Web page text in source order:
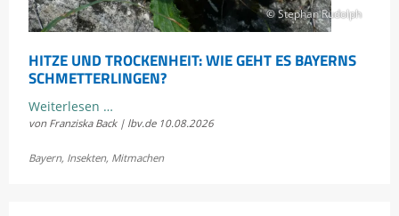
© Stephan Rudolph
HITZE UND TROCKENHEIT: WIE GEHT ES BAYERNS
SCHMETTERLINGEN?
Weiterlesen …
und
von Franziska Back | lbv.de 10.08.2026
Bayern, Insekten, Mitmachen